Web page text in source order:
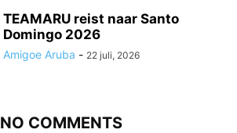
TEAMARU reist naar Santo
Domingo 2026
Amigoe Aruba - 22 juli, 2026
NO COMMENTS